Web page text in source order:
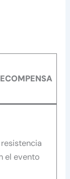
el evento